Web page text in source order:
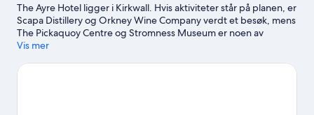
The Ayre Hotel ligger i Kirkwall. Hvis aktiviteter står på planen, er
Scapa Distillery og Orkney Wine Company verdt et besøk, mens
The Pickaquoy Centre og Stromness Museum er noen av
attraksjonene i området.
Vis mer